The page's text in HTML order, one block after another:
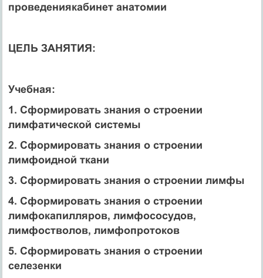
проведениякабинет анатомии
ЦЕЛЬ ЗАНЯТИЯ:
Учебная:
1. Сформировать знания о строении
лимфатической системы
2. Сформировать знания о строении
лимфоидной ткани
3. Сформировать знания о строении лимфы
4. Сформировать знания о строении
лимфокапилляров, лимфососудов,
лимфостволов, лимфопротоков
5. Сформировать знания о строении
селезенки